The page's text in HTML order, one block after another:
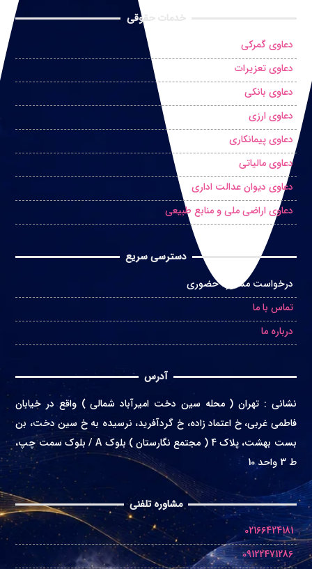
خدمات حقوقی
دعاوی گمرکی
دعاوی تعزیرات
دعاوی بانکی
دعاوی ارزی
دعاوی پیمانکاری
دعاوی مالیاتی
دعاوی دیوان عدالت اداری
دعاوی اراضی ملی و منابع طبیعی
دسترسی سریع
درخواست مشاوره حضوری
تماس با ما
درباره ما
آدرس
نشانی : تهران ( محله سین دخت امیرآباد شمالی ) واقع در خیابان
فاطمی غربی، خ اعتماد زاده، خ گردآفرید، نرسیده به خ سین دخت، بن
بست بهشت، پلاک 4 ( مجتمع نگارستان ) بلوک A / بلوک سمت چپ،
ط 3 واحد 10
مشاوره تلفنی
02166424181
09122471286